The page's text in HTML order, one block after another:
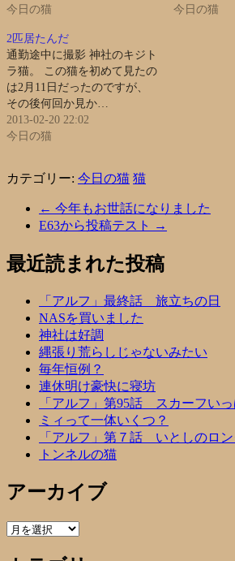
今日の猫
今日の猫
2匹居たんだ
通勤途中に撮影 神社のキジト
ラ猫。 この猫を初めて見たの
は2月11日だったのですが、
その後何回か見か…
2013-02-20 22:02
今日の猫
カテゴリー: 今日の猫 猫
← 今年もお世話になりました
E63から投稿テスト
→
最近読まれた投稿
「アルフ」最終話 旅立ちの日
NASを買いました
神社は好調
縄張り荒らしじゃないみたい
毎年恒例？
連休明け豪快に寝坊
「アルフ」第95話 スカーフい
ミィって一体いくつ？
「アルフ」第７話 いとしのロ
トンネルの猫
アーカイブ
ア